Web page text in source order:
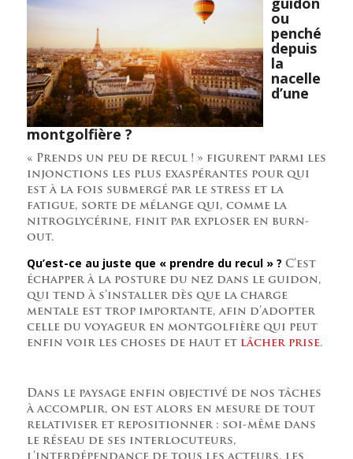
ou
penché
depuis
la
nacelle
d’une
montgolfière ?
« Prends un peu de recul ! » figurent parmi les
injonctions les plus exaspérantes pour qui
est à la fois submergé par le stress et la
fatigue, sorte de mélange qui, comme la
nitroglycérine, finit par exploser en burn-
out.
Qu’est-ce au juste que « prendre du recul » ? C’est
échapper à la posture du nez dans le guidon,
qui tend à s’installer dès que la charge
mentale est trop importante, afin d’adopter
celle du voyageur en montgolfière qui peut
enfin voir les choses de haut et lâcher prise.
Dans le paysage enfin objectivé de nos tâches
à accomplir, on est alors en mesure de tout
relativiser et repositionner : soi-même dans
le réseau de ses interlocuteurs,